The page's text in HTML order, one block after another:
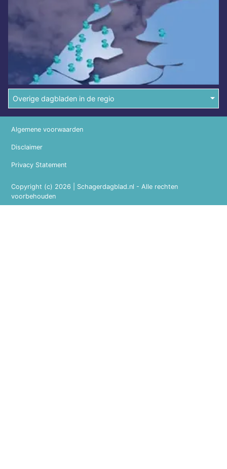
Overige dagbladen in de regio
Copyright (c) 2026 | Schagerdagblad.nl - Alle rechten
voorbehouden
Algemene voorwaarden
Disclaimer
Privacy Statement